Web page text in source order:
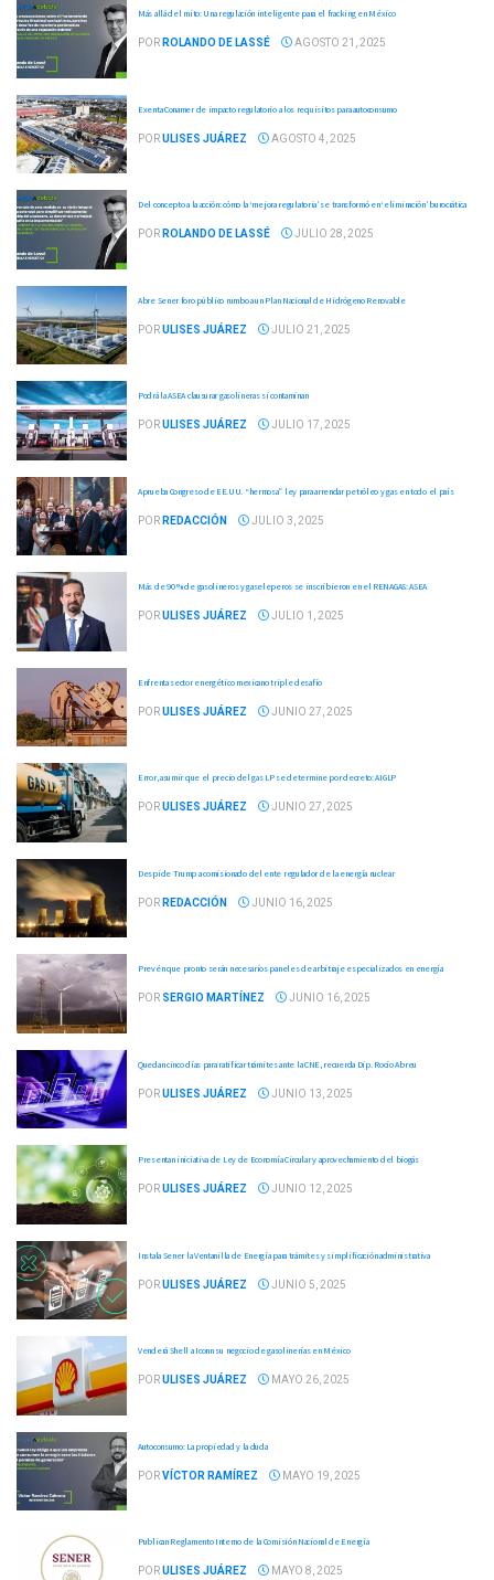
Más allá del mito: Una regulación inteligente para el fracking en México
POR ROLANDO DE LASSÉ AGOSTO 21, 2025
Exenta Conamer de impacto regulatorio a los requisitos para autoconsumo
PORULISES JUÁREZ AGOSTO 4, 2025
Del concepto a la acción: cómo la ‘mejora regulatoria’ se transformó en ‘eliminación’ burocrática
POR ROLANDO DE LASSÉ JULIO 28, 2025
Abre Sener foro público rumbo a un Plan Nacional de Hidrógeno Renovable
PORULISES JUÁREZ JULIO 21, 2025
Podrá la ASEA clausurar gasolineras si contaminan
PORULISES JUÁREZ JULIO 17, 2025
Aprueba Congreso de EE.UU. “hermosa” ley para arrendar petróleo y gas en todo el país
POR REDACCIÓN JULIO 3, 2025
Más de 90 % de gasolineros y gaseleperos se inscribieron en el RENAGAS: ASEA
PORULISES JUÁREZ JULIO 1, 2025
Enfrenta sector energético mexicano triple desafío
PORULISES JUÁREZ JUNIO 27, 2025
Error, asumir que el precio del gas LP se determine por decreto: AIGLP
PORULISES JUÁREZ JUNIO 27, 2025
Despide Trump a comisionado del ente regulador de la energía nuclear
POR REDACCIÓN JUNIO 16, 2025
Prevén que pronto serán necesarios paneles de arbitraje especializados en energía
POR SERGIO MARTÍNEZ JUNIO 16, 2025
Quedan cinco días para ratificar trámites ante la CNE, recuerda Dip. Rocío Abreu
PORULISES JUÁREZ JUNIO 13, 2025
Presentan iniciativa de Ley de Economía Circular y aprovechamiento del biogás
PORULISES JUÁREZ JUNIO 12, 2025
Instala Sener la Ventanilla de Energía para trámites y simplificación administrativa
PORULISES JUÁREZ JUNIO 5, 2025
Venderá Shell a Iconn su negocio de gasolinerías en México
PORULISES JUÁREZ MAYO 26, 2025
Autoconsumo: La propiedad y la duda
PORVÍCTOR RAMÍREZ MAYO 19, 2025
Publican Reglamento Interno de la Comisión Nacional de Energía
PORULISES JUÁREZ MAYO 8, 2025